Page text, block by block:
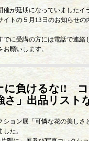
催が延期になっていました
トの５月13日のお知らせ
でに受講の方には電話で連
願いします。
に負けるな!!
」出品リスト
ション展「可憐な花の美し
た。